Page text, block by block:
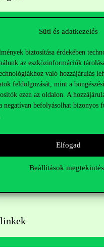
Süti és adatkezelés
biztosítása érdekében
az eszközinformációk
való hozzájárulás
feldolgozását, mint a
ezen az oldalon. A
negatívan befolyásolhat bizonyos
Elfogad
Beállítások
a felvételivel kapcsolatban?
hallgatóinknak